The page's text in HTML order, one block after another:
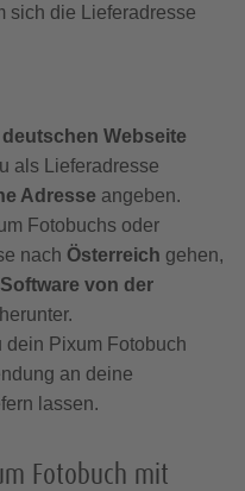
sich die Lieferadresse
deutschen Webseite
als Lieferadresse
Adresse angeben.
Fotobuchs oder
nach Österreich gehen,
von der
herunter.
dein Pixum Fotobuch
an deine
lassen.
Fotobuch mit